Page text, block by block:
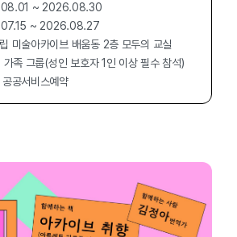
~ 2026.08.30
~ 2026.08.27
미술아카이브 배움동 2층 모두의 교실
족 그룹(성인 보호자 1인 이상 필수 참석)
공공서비스예약